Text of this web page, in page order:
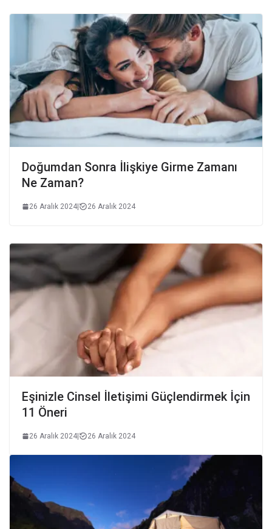
Doğumdan Sonra İlişkiye Girme Zamanı
Ne Zaman?
26 Aralık 2024 26 Aralık 2024
Eşinizle Cinsel İletişimi Güçlendirmek İçin
11 Öneri
26 Aralık 2024| 26 Aralık 2024